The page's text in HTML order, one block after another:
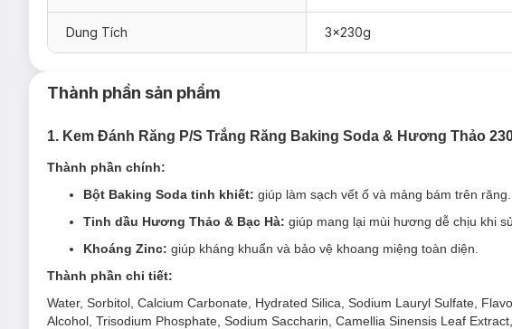
*Lưu ý: Hiện tại Hasaki đang bán song song cả mẫu cũ và mới.
1. Kem Đánh Răng P/S Trắng Răng Baking Soda & Hương
P/S Trắng Răng Baking Soda - Hương Thảo
với thành phần gốc tự nhiên kết
Dung Tích 3x230g
Thành phần sản phẩm
1. Kem Đánh Răng P/S Trắng Răng Baking Soda & Hương Thảo
Thành phần chính:
Bột Baking Soda tinh khiết: giúp làm sạch vết ố và mảng bám trên răng.
Tinh dầu Hương Thảo & Bạc Hà: giúp mang lại mùi hương dễ chịu khi
Khoáng Zinc: giúp kháng khuẩn và bảo vệ khoang miệng toàn diện.
Thành phần chi tiết:
Water, Sorbitol, Calcium Carbonate, Hydrated Silica, Sodium Lauryl Sulfate,
Alcohol, Trisodium Phosphate, Sodium Saccharin, Camellia Sinensis Leaf